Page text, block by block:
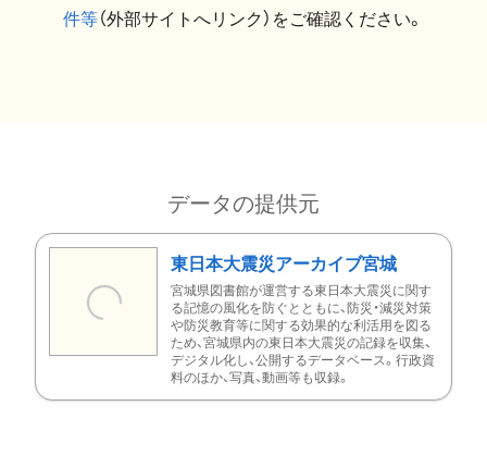
件等（外部サイトへリンク）をご確認ください。
データの提供元
東日本大震災アーカイブ宮城
宮城県図書館が運営する東日本大震災に関す
る記憶の風化を防ぐとともに、防災・減災対策
や防災教育等に関する効果的な利活用を図る
ため、宮城県内の東日本大震災の記録を収集、
デジタル化し、公開するデータベース。行政資
料のほか、写真、動画等も収録。